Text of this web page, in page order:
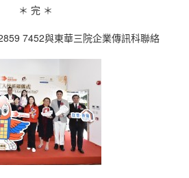
＊ 完 ＊
7452與東華三院企業傳訊科聯絡